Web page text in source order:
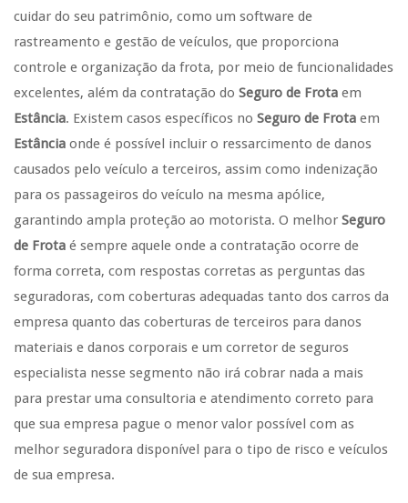
cuidar do seu patrimônio, como um software de
rastreamento e gestão de veículos, que proporciona
controle e organização da frota, por meio de funcionalidades
excelentes, além da contratação do Seguro de Frota em
Estância. Existem casos específicos no Seguro de Frota em
Estância onde é possível incluir o ressarcimento de danos
causados pelo veículo a terceiros, assim como indenização
para os passageiros do veículo na mesma apólice,
garantindo ampla proteção ao motorista. O melhor Seguro
de Frota é sempre aquele onde a contratação ocorre de
forma correta, com respostas corretas as perguntas das
seguradoras, com coberturas adequadas tanto dos carros da
empresa quanto das coberturas de terceiros para danos
materiais e danos corporais e um corretor de seguros
especialista nesse segmento não irá cobrar nada a mais
para prestar uma consultoria e atendimento correto para
que sua empresa pague o menor valor possível com as
melhor seguradora disponível para o tipo de risco e veículos
de sua empresa.